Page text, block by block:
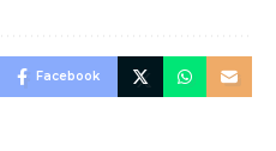
Facebook